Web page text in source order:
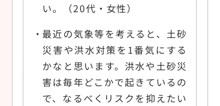
い。（20代・女性）
最近の気象等を考えると、土砂
災害や洪水対策を1番気にする
かなと思います。洪水や土砂災
害は毎年どこかで起きているの
で、なるべくリスクを抑えたい